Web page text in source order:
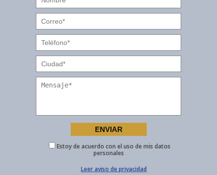
Estoy de acuerdo con el uso de mis datos
personales
Leer aviso de privacidad